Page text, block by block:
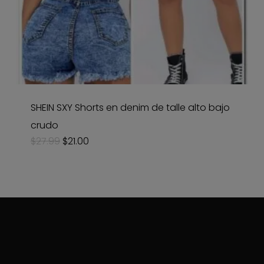
SHEIN SXY Shorts en denim de talle alto bajo
crudo
$27.99 Original
price
$21.00Current